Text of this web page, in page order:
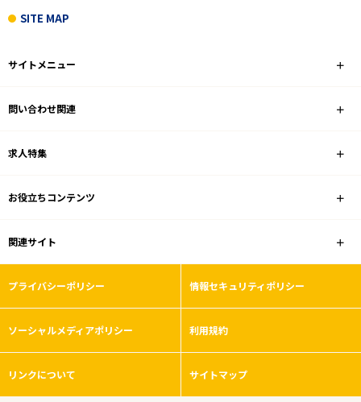
胎内市
業種
雇用形態
残業ほぼなし
フリーワード
SITE MAP
サイトメニュー
問い合わせ関連
求人特集
お役立ちコンテンツ
関連サイト
プライバシーポリシー 情報セキュリティポリシー
ソーシャルメディアポリシー 利用規約
リンクについて サイトマップ